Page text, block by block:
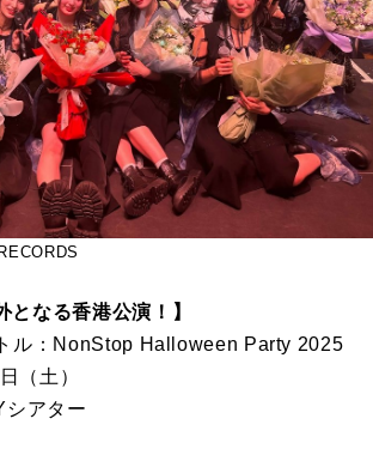
となる香港公演！】
ル：NonStop Halloween Party 2025
（土）
アター